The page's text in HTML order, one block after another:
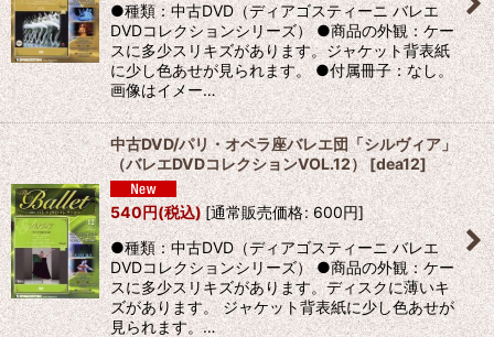
●種類：中古DVD（ディアゴスティーニ バレエ
DVDコレクションシリーズ） ●商品の外観：ケー
スに多少スリキズがあります。ジャケット背表紙
に少し色あせが見られます。 ●付属冊子：なし。
画像はイメー…
中古DVD/パリ・オペラ座バレエ団「シルヴィア」
（バレエDVDコレクションVOL.12）[dea12]
540円(税込)[通常販売価格: 600円]
●種類：中古DVD（ディアゴスティーニ バレエ
DVDコレクションシリーズ） ●商品の外観：ケー
スに多少スリキズがあります。ディスクに薄いキ
ズがあります。 ジャケット背表紙に少し色あせが
見られます。…